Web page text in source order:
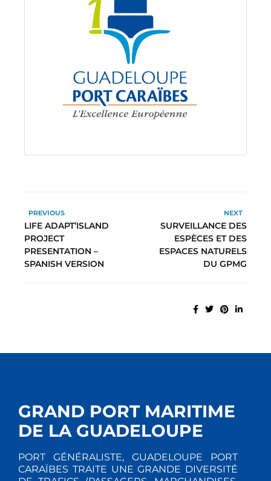
PREVIOUS
LIFE ADAPT’ISLAND
PROJECT
PRESENTATION –
SPANISH VERSION
NEXT
SURVEILLANCE DES
ESPÈCES ET DES
ESPACES NATURELS
DU GPMG
GRAND PORT MARITIME
DE LA GUADELOUPE
PORT GÉNÉRALISTE, GUADELOUPE PORT
CARAÏBES TRAITE UNE GRANDE DIVERSITÉ